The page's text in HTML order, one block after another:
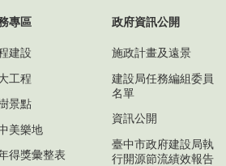
專區
建設
工程
景點
美樂地
得獎彙整表
政府資訊公開
施政計畫及遠景
建設局任務編組委員
名單
資訊公開
臺中市政府建設局執
行開源節流績效報告